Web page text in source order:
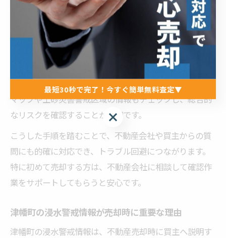
かどうかを調べておく必要があります。まず、石川県や
津幡町の公式ホームページでハザードマップをダウンロ
ードし、物件の所在地を確認します。
次に、地番や住所をもとに該当するリスクレベル（水深
や危険度の色分け）を把握します。あわせて、地盤強度
マップや土砂災害警戒区域の情報もチェックし、総合的
なリスクを確認することが大切です。
こうした手順を踏むことで、不動産会社や買主からの質
問にも的確に対応でき、トラブル回避につながります。
特に初めて売却する方は、不動産会社に相談して確認作
業をサポートしてもらうと安心です。
津幡町の浸水警戒情報が売却時に重要な理由
津幡町の浸水警戒情報は、不動産売却時に買主へ説明す
最短30秒で完了！今すぐ簡単無料査定▼
最短30秒で完了！今すぐ簡単無料査定▼